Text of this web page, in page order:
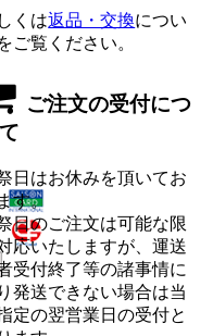
くは返品・交換につい
ご覧ください。
ご注文の受付につ
日はお休みを頂いてお
す。
日のご注文は可能な限
応いたしますが、運送
受付終了等の諸事情に
発送できない場合は当
定の翌営業日の受付と